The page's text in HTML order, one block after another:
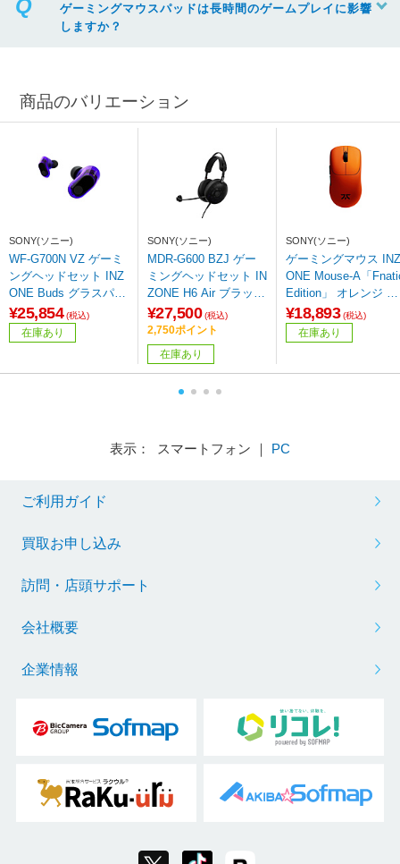
ゲーミングマウスパッドは長時間のゲームプレイに影響
しますか？
商品のバリエーション
SONY(ソニー)
WF-G700N VZ ゲーミ
ングヘッドセット INZ
ONE Buds グラスパー
プル ［ワイヤレス（Bl
uetooth＋USB-C） /両
耳 /イヤホンタイプ］
¥25,854 (税込)
在庫あり
SONY(ソニー)
MDR-G600 BZJ ゲー
ミングヘッドセット IN
ZONE H6 Air ブラック
［φ3.5mmミニプラグ
＋USB-C /両耳 /ヘッド
バンドタイプ］
¥27,500 (税込)
2,750ポイント
在庫あり
SONY(ソニー)
ゲーミングマウス INZ
ONE Mouse-A「
Edition」 オレンジ
E-G500 DQ ［光学式
有線／無線(ワイヤレ
ス) /6ボタン /USB］
¥18,893 (税込)
在庫あり
表示： スマートフォン ｜ PC
ご利用ガイド
買取お申し込み
訪問・店頭サポート
会社概要
企業情報